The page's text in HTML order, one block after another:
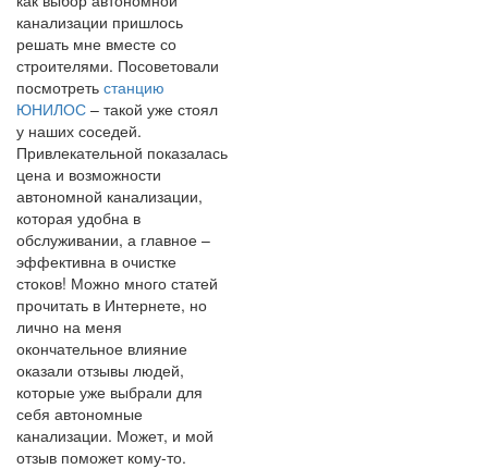
канализации пришлось
решать мне вместе со
строителями. Посоветовали
посмотреть станцию
ЮНИЛОС – такой уже стоял
у наших соседей.
Привлекательной показалась
цена и возможности
автономной канализации,
которая удобна в
обслуживании, а главное –
эффективна в очистке
стоков! Можно много статей
прочитать в Интернете, но
лично на меня
окончательное влияние
оказали отзывы людей,
которые уже выбрали для
себя автономные
канализации. Может, и мой
отзыв поможет кому-то.